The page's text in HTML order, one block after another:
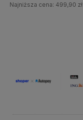
Najniższa cena: 499,90 zł